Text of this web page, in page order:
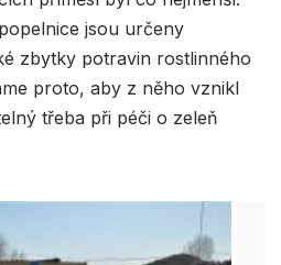
jsou určeny
zbytky potravin rostlinného
proto, aby z něho vznikl
třeba při péči o zeleň